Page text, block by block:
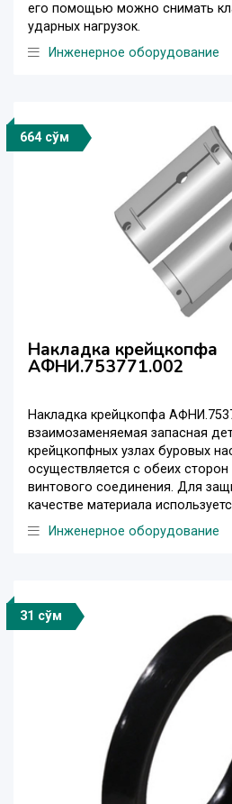
его помощью можно снимать
ударных нагрузок.
Инженерное оборудование
664 сўм
Накладка крейцкопфа
АФНИ.753771.002
Накладка крейцкопфа
взаимозаменяемая запасная
крейцкопфных узлах буровых
осуществляется с обеих
винтового соединения. Для
качестве материала
Инженерное оборудование
31 сўм